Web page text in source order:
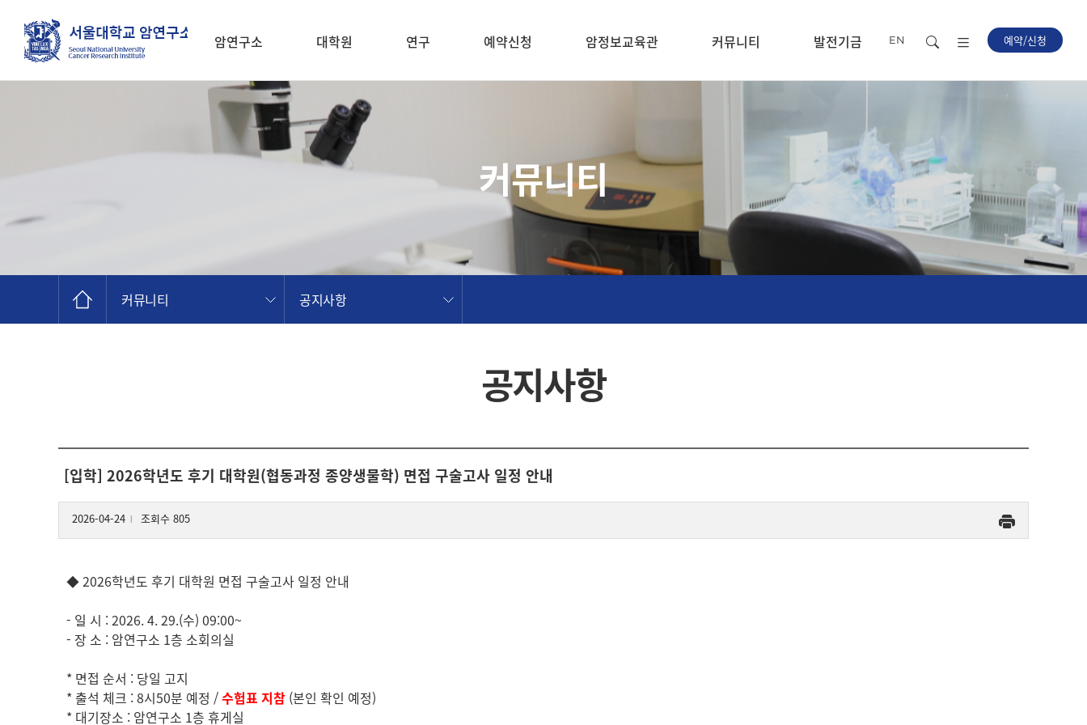
암연구소
소개
대학원 연구 예약신청 암정보교육관 커뮤니티 발전기금 EN 예약/신청
커뮤니티
커뮤니티 공지사항
공지사항
[입학] 2026학년도 후기 대학원(협동과정 종양생물학) 면접 구술고사 일정 안내
2026-04-24 조회수 805
◆ 2026학년도 후기 대학원 면접 구술고사 일정 안내
- 일 시 : 2026. 4. 29.(수) 09:00~
- 장 소 : 암연구소 1층 소회의실
* 면접 순서 : 당일 고지
* 출석 체크 : 8시50분 예정 /수험표 지참 (본인 확인 예정)
* 대기장소 : 암연구소 1층 휴게실